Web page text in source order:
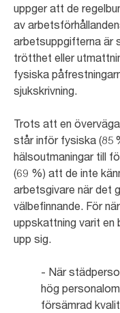
uppger att de
av
arbetsuppgifterna är
trötthet eller
fysiska
sjukskrivning.
Trots att en
står inför fysiska (85
hälsoutmaningar till
(69 %) att de inte
arbetsgivare när det
välbefinnande. För
uppskattning varit en
upp sig.
- När
hög
försämrad